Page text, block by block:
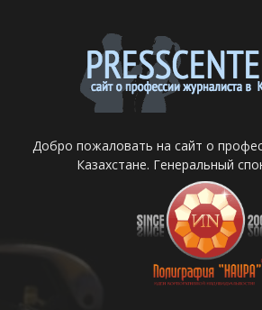
Добро пожаловать на сайт о
Казахстане. Генеральный